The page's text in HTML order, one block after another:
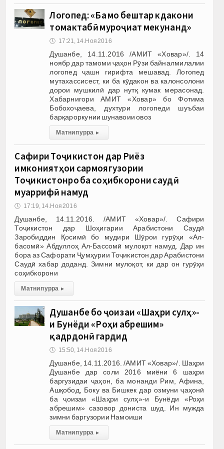
Логопед: «Ба мо бештар кӯдакони
томактабӣ муроҷиат мекунанд»
🕔 17:21, 14.Ноя 2016
Душанбе, 14.11.2016 /АМИТ «Ховар»/. 14
ноябр дар тамоми ҷаҳон Рӯзи байналмилалии
логопед ҷашн гирифта мешавад. Логопед
мутахассисест, ки ба кӯдакон ва калонсолони
дорои мушкилӣ дар нутқ кумак мерасонад.
Хабарнигори АМИТ «Ховар» бо Фотима
Бобохоҷаева, духтури логопеди шуъбаи
барқароркунии шунавоии овоз
Матни пурра ▸
Сафири Тоҷикистон дар Риёз
имкониятҳои сармоягузории
Тоҷикистонро ба соҳибкорони саудӣ
муаррифӣ намуд
🕔 17:19, 14.Ноя 2016
Душанбе, 14.11.2016. /АМИТ «Ховар»/. Сафири
Тоҷикистон дар Шоҳигарии Арабистони Саудӣ
Заробиддин Қосимӣ бо мудири Шӯрои гурӯҳи «Ал-
басомӣ» Абдуллоҳ Ал-Бассомӣ мулоқот намуд. Дар ин
бора аз Сафорати Ҷумҳурии Тоҷикистон дар Арабистони
Саудӣ хабар доданд. Зимни мулоқот, ки дар он гурӯҳи
соҳибкорони
Матни пурра ▸
Душанбе бо ҷоизаи «Шаҳри сулҳ»-
и Бунёди «Роҳи абрешим»
қадрдонӣ гардид
🕔 15:50, 14.Ноя 2016
Душанбе, 14.11.2016. /АМИТ «Ховар»/. Шаҳри
Душанбе дар соли 2016 миёни 6 шаҳри
баргузидаи ҷаҳон, ба монанди Рим, Афина,
Ашқобод, Боку ва Бишкек дар озмуни ҷаҳонӣ
ба ҷоизаи «Шаҳри сулҳ»-и Бунёди «Роҳи
абрешим» сазовор дониста шуд. Ин мужда
зимни баргузории Намоиши
Матни пурра ▸